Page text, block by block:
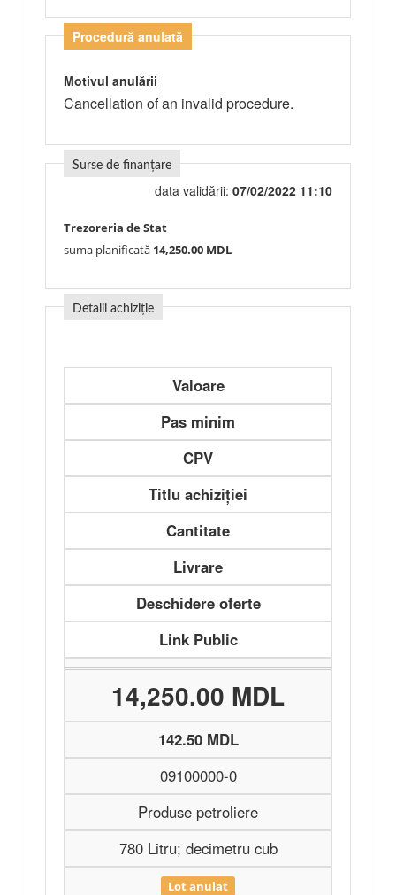
Procedură anulată
Motivul anulării
Cancellation of an invalid procedure.
Surse de finanțare
data validării: 07/02/2022 11:10
Trezoreria de Stat
suma planificată 14,250.00 MDL
Detalii achiziție
Valoare
Pas minim
CPV
Titlu achiziției
Cantitate
Livrare
Deschidere oferte
Link Public
14,250.00 MDL
142.50 MDL
09100000-0
Produse petroliere
780 Litru; decimetru cub
Lot anulat